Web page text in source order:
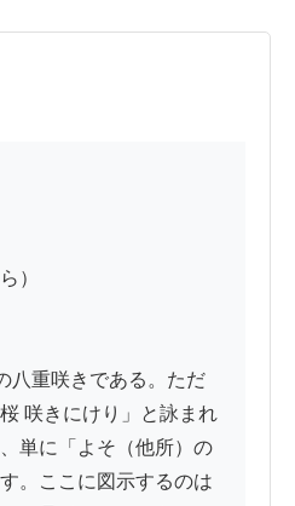
）
八重咲きである。ただ
咲きにけり」と詠まれ
単に「よそ（他所）の
。ここに図示するのは